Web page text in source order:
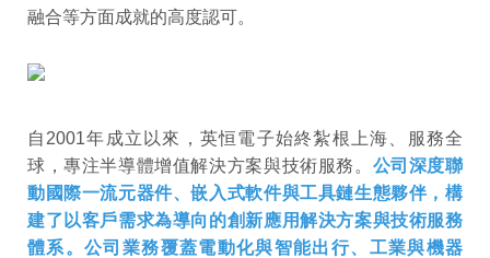
融合等方面成就的高度認可。
自2001年成立以來，英恒電子始終紮根上海、服務全
球，專注半導體增值解決方案與技術服務。 公司深度聯
動國際一流元器件、嵌入式軟件與工具鏈生態夥伴，構
建了以客戶需求為導向的創新應用解決方案與技術服務
體系。公司業務覆蓋電動化與智能出行、工業與機器